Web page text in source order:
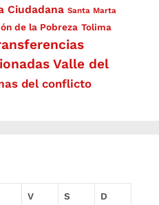
Ciudadana Santa Marta
de la Pobreza Tolima
Valle del
del conflicto
V S D